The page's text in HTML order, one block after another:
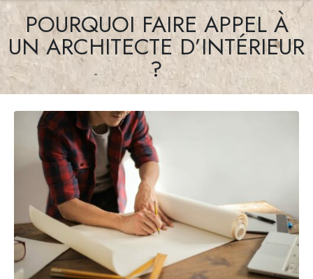
POURQUOI FAIRE APPEL À
UN ARCHITECTE D’INTÉRIEUR
?